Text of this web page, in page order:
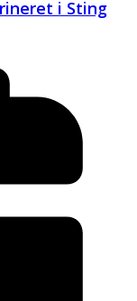
i Sting